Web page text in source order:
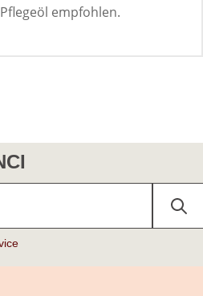
empfohlen.